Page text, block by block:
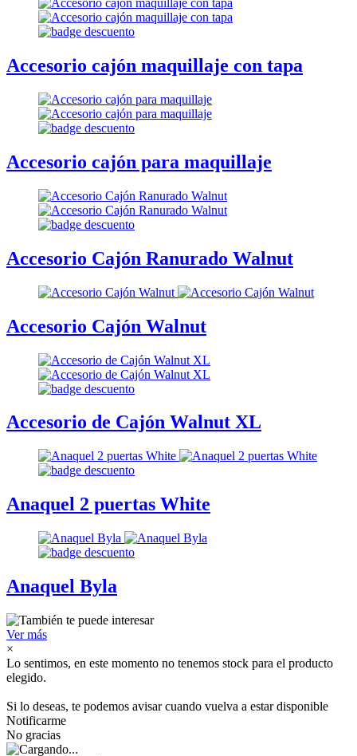
Accesorio cajón maquillaje con tapa
Accesorio cajón para maquillaje
Accesorio Cajón Ranurado Walnut
Accesorio Cajón Walnut
Accesorio de Cajón Walnut XL
Anaquel 2 puertas White
Anaquel Byla
Ver más
×
Lo sentimos, en este momento no tenemos stock para el producto
elegido.
Si lo deseas, te podemos avisar cuando vuelva a estar disponible
Notificarme
No gracias